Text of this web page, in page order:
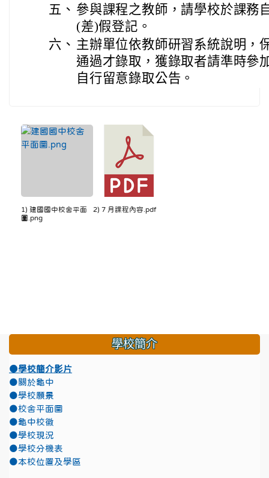
五、 參與課程之教師，請學校於課務
(差)假登記。
六、 主辦單位依教師研習系統說明，
通過才錄取，獲錄取者請準時參
自行留意錄取公告。
1) 建國國中校舍平面
圖.png
2) 7 月課程內容.pdf
學校簡介
●學校簡介影片
●關於龜中
●學校願景
●校舍平面圖
●龜中校徽
●學校現況
●學校分機表
●本校位置及學區